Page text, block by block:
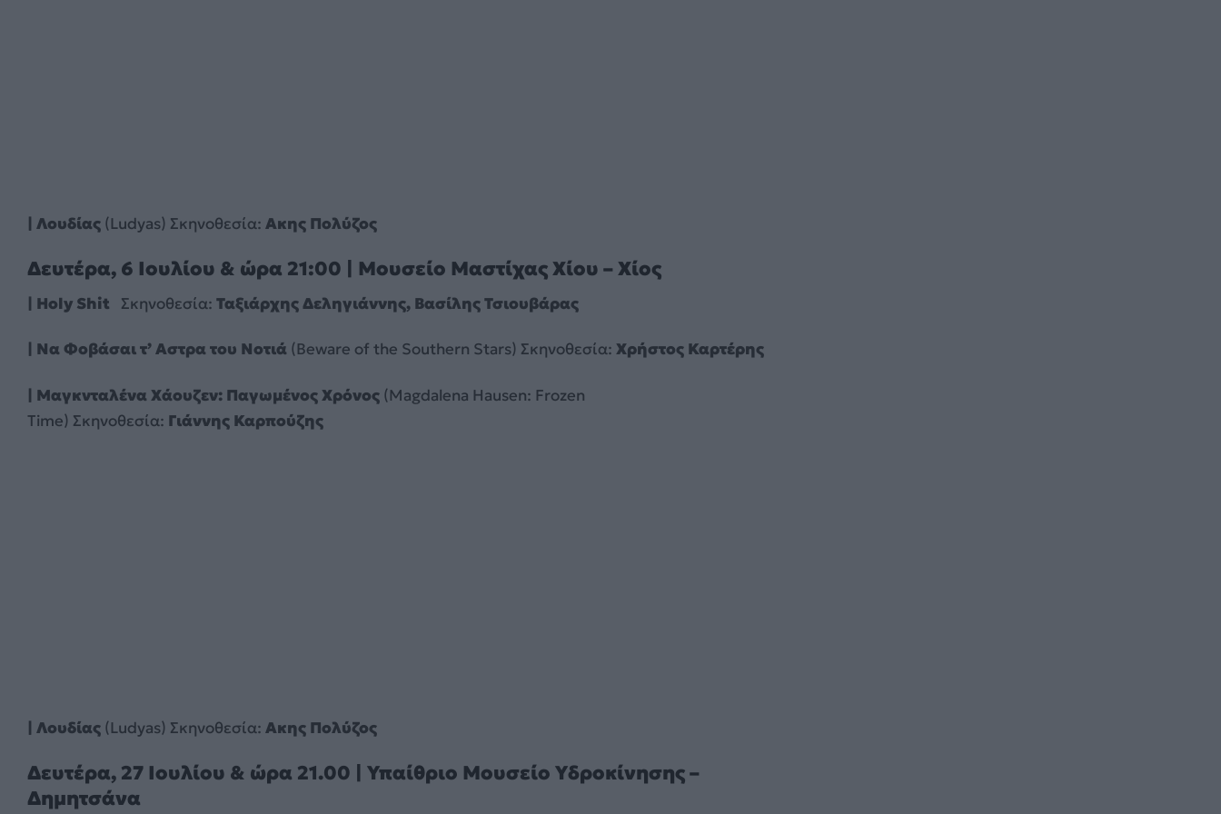
| Λουδίας (Ludyas) Σκηνοθεσία: Ακης Πολύζος
Δευτέρα, 6 Ιουλίου & ώρα 21:00 | Μουσείο Μαστίχας Χίου – Χίος
| Holy Shit Σκηνοθεσία: Ταξιάρχης Δεληγιάννης, Βασίλης Τσιουβάρας
| Να Φοβάσαι τ’ Aστρα του Νοτιά (Beware of the Southern Stars) Σκηνοθεσία: Χρήστος Καρτέρης
| Μαγκνταλένα Χάουζεν: Παγωμένος Χρόνος (Magdalena Hausen: Frozen
Time) Σκηνοθεσία: Γιάννης Καρπούζης
| Λουδίας (Ludyas) Σκηνοθεσία: Ακης Πολύζος
Δευτέρα, 27 Ιουλίου & ώρα 21.00 | Υπαίθριο Μουσείο Υδροκίνησης –
Δημητσάνα